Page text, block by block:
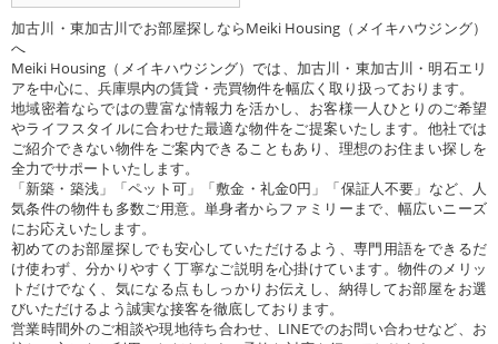
加古川・東加古川でお部屋探しならMeiki Housing（メイキハウジング）
へ
Meiki Housing（メイキハウジング）では、加古川・東加古川・明石エリ
アを中心に、兵庫県内の賃貸・売買物件を幅広く取り扱っております。
地域密着ならではの豊富な情報力を活かし、お客様一人ひとりのご希望
やライフスタイルに合わせた最適な物件をご提案いたします。他社では
ご紹介できない物件をご案内できることもあり、理想のお住まい探しを
全力でサポートいたします。
「新築・築浅」「ペット可」「敷金・礼金0円」「保証人不要」など、人
気条件の物件も多数ご用意。単身者からファミリーまで、幅広いニーズ
にお応えいたします。
初めてのお部屋探しでも安心していただけるよう、専門用語をできるだ
け使わず、分かりやすく丁寧なご説明を心掛けています。物件のメリッ
トだけでなく、気になる点もしっかりお伝えし、納得してお部屋をお選
びいただけるよう誠実な接客を徹底しております。
営業時間外のご相談や現地待ち合わせ、LINEでのお問い合わせなど、お